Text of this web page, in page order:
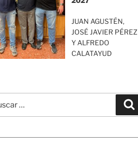
JUAN AGUSTÉN,
JOSÉ JAVIER PÉREZ
Y ALFREDO
CALATAYUD